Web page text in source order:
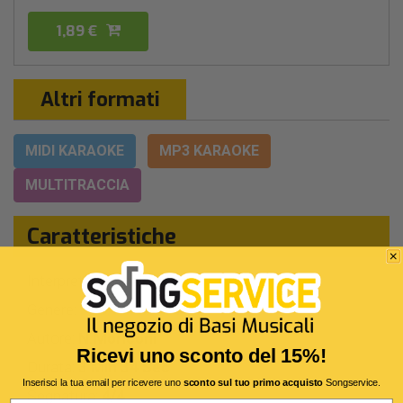
1,89 €
Altri formati
MIDI KARAOKE
MP3 KARAOKE
MULTITRACCIA
Caratteristiche
Interprete Originale:Ultimo
Pop/rock Italiano
N.Moriconi
3 Min 34 Sec
Segnatura:4/4
Ricevi uno sconto del 15%!
Inserisci la tua email per ricevere uno sconto sul tuo primo acquistoSongservice.